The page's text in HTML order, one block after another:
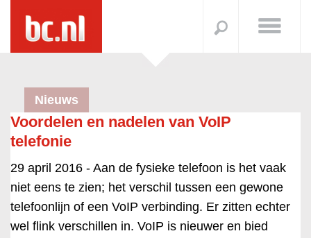
Nieuws
Voordelen en nadelen van VoIP
telefonie
29 april 2016 - Aan de fysieke telefoon is het vaak
niet eens te zien; het verschil tussen een gewone
telefoonlijn of een VoIP verbinding. Er zitten echter
wel flink verschillen in. VoIP is nieuwer en bied